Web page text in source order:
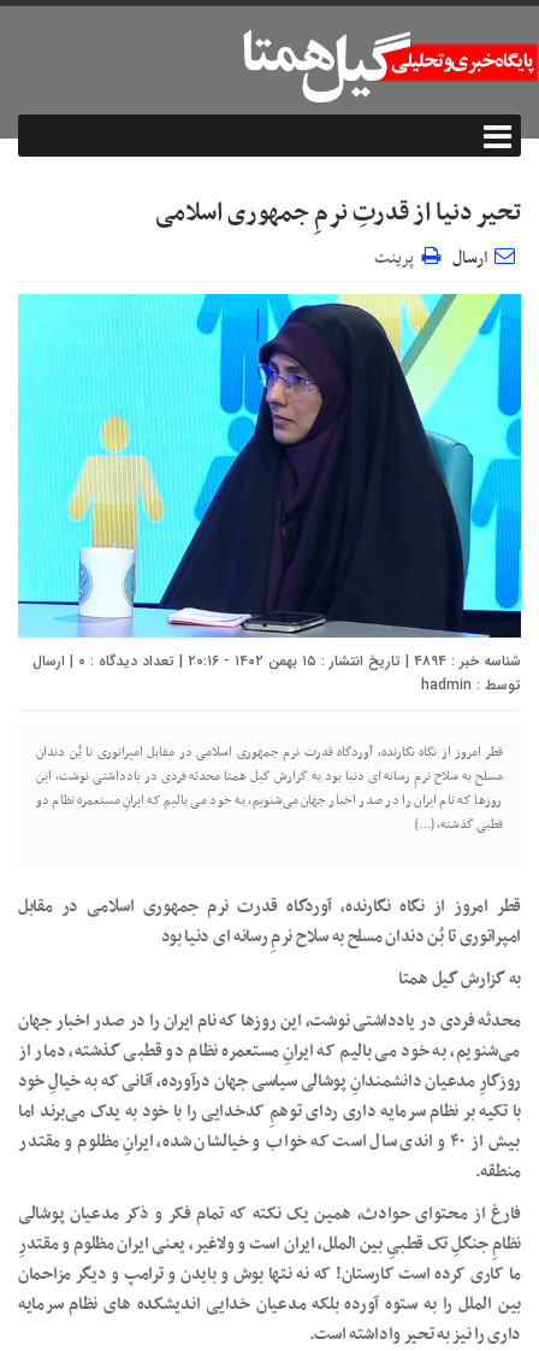
تحیر دنیا از قدرتِ نرمِ جمهوری اسلامی
ارسال پرینت
شناسه خبر : ۴۸۹۴ | تاریخ انتشار : ۱۵ بهمن ۱۴۰۲ - ۲۰:۱۶ | تعداد دیدگاه : ۰ | ارسال
توسط : hadmin
قطر امروز از نگاه نگارنده، آوردگاه قدرت نرم جمهوری اسلامی در مقابل امپراتوری تا بُن دندان
مسلح به سلاح نرمِ رسانه ای دنیا بود به گزارش گیل همتا محدثه فردی در یادداشتی نوشت، این
روزها که نام ایران را در صدر اخبار جهان می‌شنویم، به خود می بالیم که ایرانِ مستعمره نظام دو
قطبی گذشته، […]
قطر امروز از نگاه نگارنده، آوردگاه قدرت نرم جمهوری اسلامی در مقابل
امپراتوری تا بُن دندان مسلح به سلاح نرمِ رسانه ای دنیا بود
به گزارش گیل همتا
محدثه فردی در یادداشتی نوشت، این روزها که نام ایران را در صدر اخبار جهان
می‌شنویم، به خود می بالیم که ایرانِ مستعمره نظام دو قطبی گذشته، دمار از
روزگارِ مدعیان دانشمندانِ پوشالی سیاسی جهان درآورده، آنانی که به خیالِ خود
با تکیه بر نظام سرمایه داری ردای توهمِ کدخدایی را با خود به یدک می‌برند اما
بیش از ۴٠ و اندی سال است که خواب و خیالشان شده، ایرانِ مظلوم و مقتدر
منطقه.
فارغ از محتوای حوادث، همین یک نکته که تمام فکر و ذکر مدعیان پوشالی
نظامِ جنگلِ تک قطبیِ بین الملل، ایران است و ولاغیر، یعنی ایران مظلوم و مقتدرِ
ما کاری کرده است کارستان! که نه نتها بوش و بایدن و ترامپ و دیگر مزاحمان
بین الملل را به ستوه آورده بلکه مدعیان خدایی اندیشکده های نظام سرمایه
داری را نیز به تحیر واداشته است.